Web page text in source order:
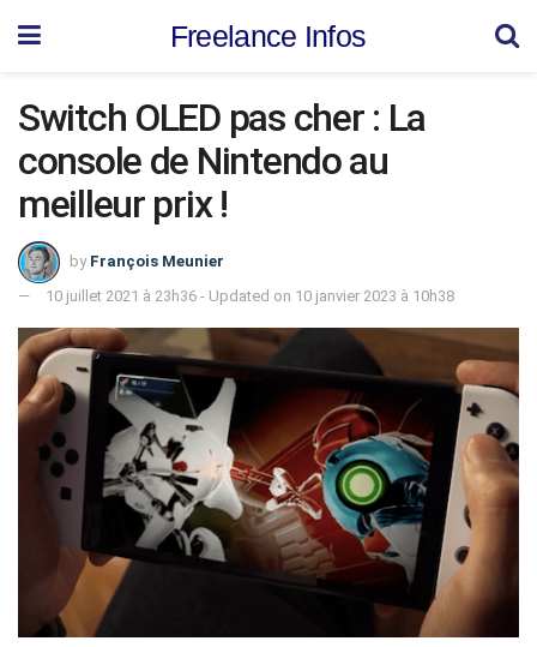
Freelance Infos
Switch OLED pas cher : La
console de Nintendo au
meilleur prix !
by François Meunier
10 juillet 2021 à 23h36 - Updated on 10 janvier 2023 à 10h38